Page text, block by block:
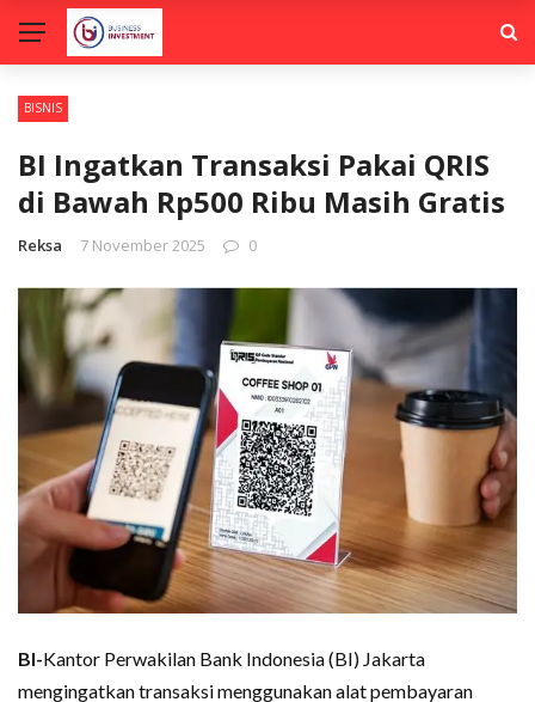
BISNIS
BI Ingatkan Transaksi Pakai QRIS
di Bawah Rp500 Ribu Masih Gratis
Reksa 7 November 2025 0
BI-Kantor Perwakilan Bank Indonesia (BI) Jakarta
mengingatkan transaksi menggunakan alat pembayaran